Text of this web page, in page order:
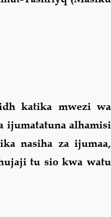
Majibu
katika mwezi wa
ijumatatuna alhamisi
nasiha za ijumaa,
tu sio kwa watu